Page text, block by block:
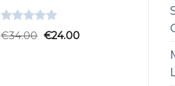
Valutato
5.00su 5
€34.00 €24.00